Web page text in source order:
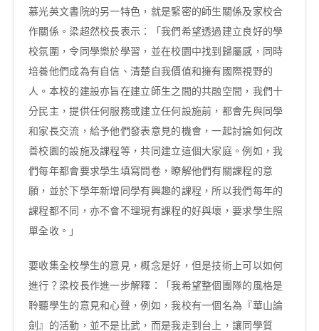
慕光英文書院的另一特色，就是緊密的師生關係及家校合
作關係。梁超然校長表示：「我們希望透過建立良好的學
校氛圍，令同學樂於學習，並在校園中找到歸屬感，同時
培養他們成為有自信、清楚自我價值和擁有國際視野的
人。本校的建設亦旨在建立師生之間的共融空間，我們十
分民主，提供任何服務或建立任何設施前，都會先與同學
和家長交流，給予他們發表意見的機會，一起討論如何改
善校園的設施及課程等，共同建立這個大家庭。例如，我
們每年都會要求學生填寫問卷，瞭解他們有關課程的意
願，並於下學年新增同學有興趣的課程，所以我們每年的
課程都不同，亦不會不理現有課程的好與壞，要求學生照
單全收。」
要收集全校學生的意見，概念是好，但是技術上可以如何
進行？梁校長作進一步解釋：「我希望整個團隊的風格是
聆聽學生的意見和心聲，例如，我校有一個名為『華山論
劍』的活動，並不是比武，而是我走到台上，讓同學質